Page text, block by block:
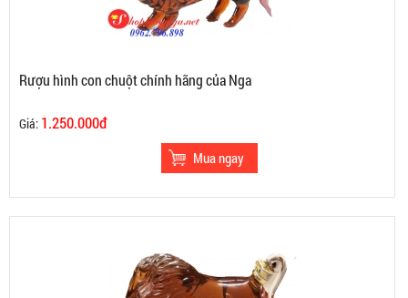
Rượu hình con chuột chính hãng của Nga
Giá: 1.250.000đ